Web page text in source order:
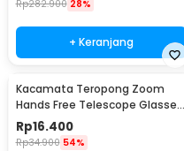
Rp282.900 28%
+ Keranjang
Kacamata Teropong Zoom
Hands Free Telescope Glasses
untuk Fishing - HG00117
Rp16.400
Rp34.900 54%